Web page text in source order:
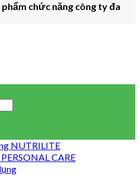
chức năng công ty đa
NUTRILITE
CARE